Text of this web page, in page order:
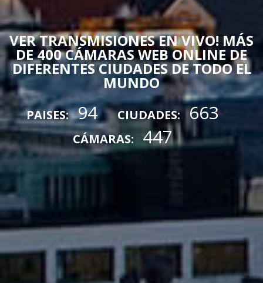
VER TRANSMISIONES EN VIVO! MÁS
DE 400 CÁMARAS WEB ONLINE DE
DIFERENTES CIUDADES DE TODO EL
MUNDO
PAISES: 94 CIUDADES: 663
CÁMARAS: 447